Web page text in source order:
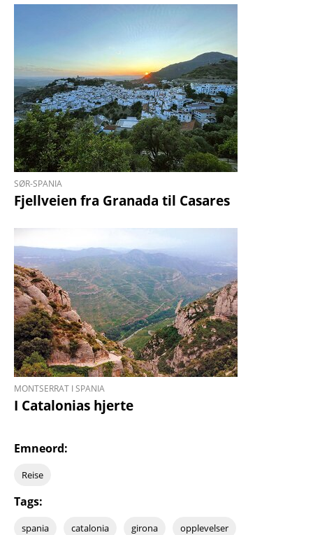
SØR-SPANIA
Fjellveien fra Granada til Casares
MONTSERRAT I SPANIA
I Catalonias hjerte
Emneord:
Reise
Tags:
spania catalonia girona opplevelser